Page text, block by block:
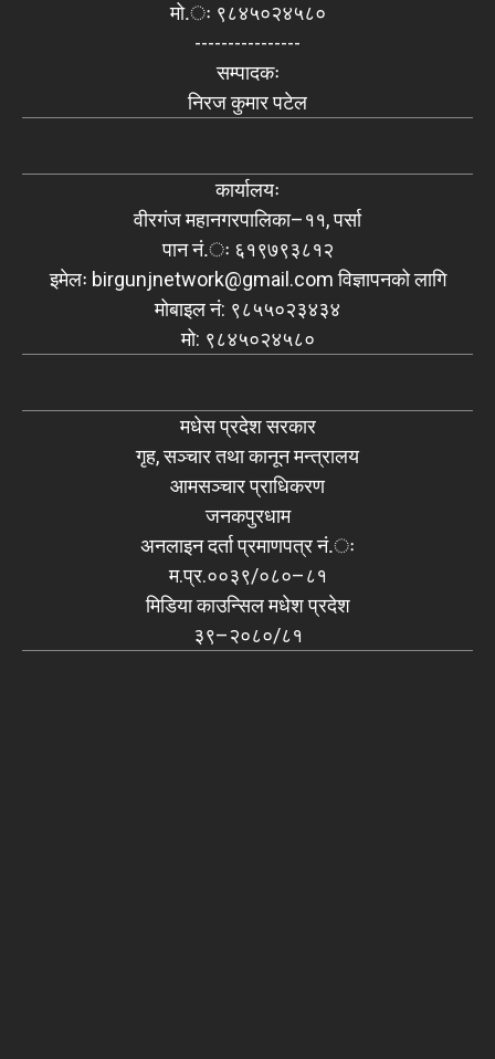
मो.ः ९८४५०२४५८०
----------------
सम्पादकः
निरज कुमार पटेल
कार्यालयः
वीरगंज महानगरपालिका–११, पर्सा
पान नं.ः ६१९७९३८१२
इमेलः birgunjnetwork@gmail.comविज्ञापनको लागि
मोबाइल नं: ९८५५०२३४३४
मो: ९८४५०२४५८०
मधेस प्रदेश सरकार
गृह, सञ्चार तथा कानून मन्त्रालय
आमसञ्चार प्राधिकरण
जनकपुरधाम
अनलाइन दर्ता प्रमाणपत्र नं.ः
म.प्र.००३९/०८०–८१
मिडिया काउन्सिल मधेश प्रदेश
३९–२०८०/८१